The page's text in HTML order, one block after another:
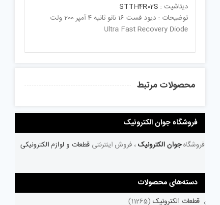
دیتاشیت : STTH4R02S
توضیحات : دیود فست 16 نانو ثانیه 4 آمپر 200 ولت
Ultra Fast Recovery Diode
محصولات مرتبط
فروشگاه جوان الکترونیک
فروشگاهجوان الکترونیک ، فروش اینترنتی قطعات و لوازم الکترونیکی
دسته‌های محصولات
قطعات الکترونیک (11265)